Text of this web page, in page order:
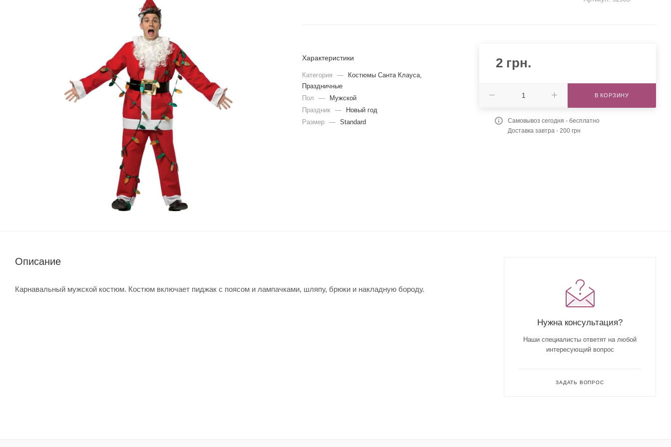
Характеристики
Категория —
Костюмы Санта Клауса,
Праздничные
Пол
—
Мужской
Праздник
—
Новый год
Размер
— Standard
2грн.
В КОРЗИНУ
Самовывоз сегодня - бесплатно
Доставка завтра - 200 грн
Описание
Карнавальный мужской костюм. Костюм включает пиджак с поясом и лампачками, шляпу, брюки и накладную бороду.
Нужна консультация?
Наши специалисты ответят на любой
интересующий вопрос
ЗАДАТЬ ВОПРОС